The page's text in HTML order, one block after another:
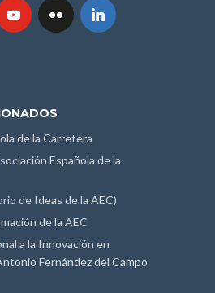
de la Carretera
Española de la
de Ideas de la AEC)
de la AEC
a la Innovación en
Fernández del Campo